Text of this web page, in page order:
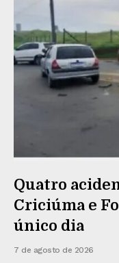
Quatro
Criciúma e
único dia
7 de agosto de 2026